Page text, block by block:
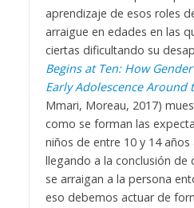
aprendizaje de esos roles
arraigue en edades en las
ciertas dificultando su
Begins at Ten: How
Early Adolescence Around
Mmari, Moreau, 2017)
como se forman las
niños de entre 10 y 14
llegando a la conclusión de
se arraigan a la persona
eso debemos actuar de